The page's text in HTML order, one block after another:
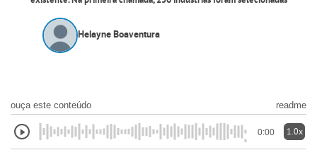
Helayne Boaventura
ouça este conteúdo readme
0:00 1.0x